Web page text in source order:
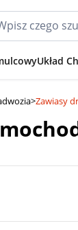
Układ
>Zawiasy